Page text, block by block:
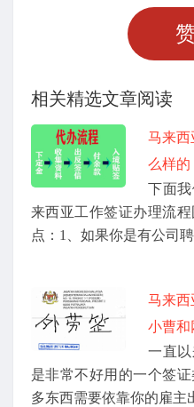
相关精选文章阅读
马来西
么样的
下面
来西亚工作签证办理流
点：1、如果你是有公司
马来西
小曹和
一直
是非常不好用的一个签
多东西需要依靠你的雇